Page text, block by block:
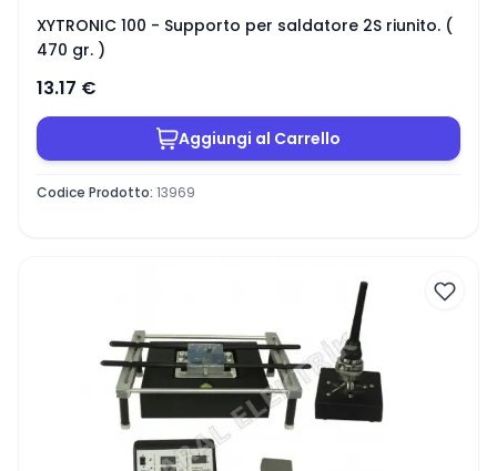
XYTRONIC 100 - Supporto per saldatore 2S riunito. (
470 gr. )
13.17 €
Aggiungi al Carrello
Codice Prodotto: 13969